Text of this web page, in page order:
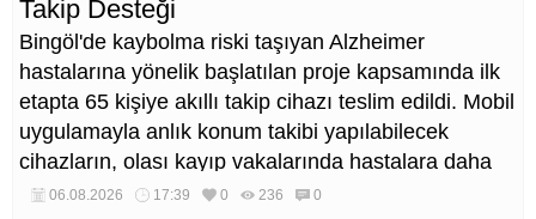
Takip Desteği
Bingöl'de kaybolma riski taşıyan Alzheimer
hastalarına yönelik başlatılan proje kapsamında ilk
etapta 65 kişiye akıllı takip cihazı teslim edildi. Mobil
uygulamayla anlık konum takibi yapılabilecek
cihazların, olası kayıp vakalarında hastalara daha
kısa sürede ulaşılmasını sağlaması hedefleniyor.
06.08.2026 17:39 0 236 0